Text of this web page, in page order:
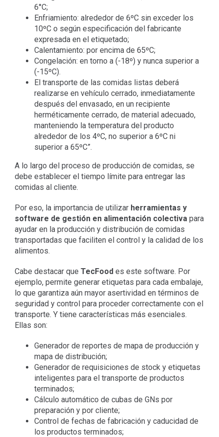
6°C;
Enfriamiento: alrededor de 6ºC sin exceder los
10ºC o según especificación del fabricante
expresada en el etiquetado;
Calentamiento: por encima de 65ºC;
Congelación: en torno a (-18º) y nunca superior a
(-15ºC).
El transporte de las comidas listas deberá
realizarse en vehículo cerrado, inmediatamente
después del envasado, en un recipiente
herméticamente cerrado, de material adecuado,
manteniendo la temperatura del producto
alrededor de los 4ºC, no superior a 6ºC ni
superior a 65ºC”.
A lo largo del proceso de producción de comidas, se
debe establecer el tiempo límite para entregar las
comidas al cliente.
Por eso, la importancia de utilizar herramientas y
software de gestión en alimentación colectivapara
ayudar en la producción y distribución de comidas
transportadas que faciliten el control y la calidad de los
alimentos.
Cabe destacar que TecFoodes este software. Por
ejemplo, permite generar etiquetas para cada embalaje,
lo que garantiza aún mayor asertividad en términos de
seguridad y control para proceder correctamente con el
transporte. Y tiene características más esenciales.
Ellas son:
Generador de reportes de mapa de producción y
mapa de distribución;
Generador de requisiciones de stock y etiquetas
inteligentes para el transporte de productos
terminados;
Cálculo automático de cubas de GNs por
preparación y por cliente;
Control de fechas de fabricación y caducidad de
los productos terminados;